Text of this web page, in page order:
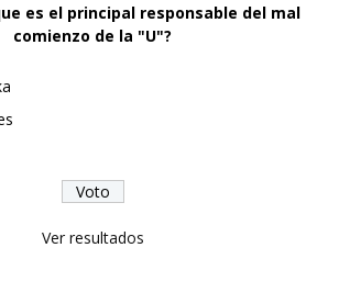
es el principal responsable del mal
comienzo de la "U"?
Ver resultados